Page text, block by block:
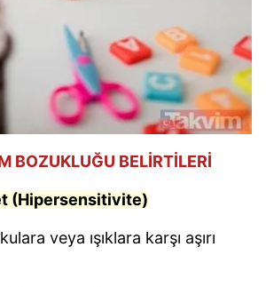
BOZUKLUĞU BELİRTİLERİ
(Hipersensitivite)
veya ışıklara karşı aşırı